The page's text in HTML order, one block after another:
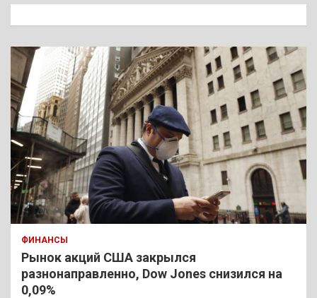
к
ФИНАНСЫ
Рынок акций США закрылся
разнонаправленно, Dow Jones снизился на
0,09%